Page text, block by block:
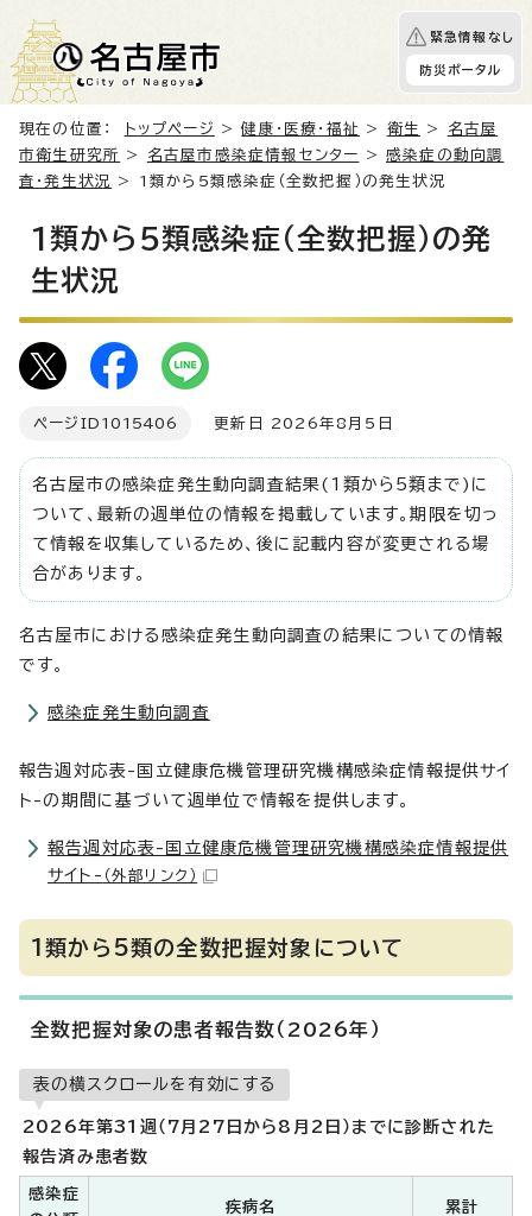
緊急情報なし
防災ポータル
現在の位置： トップページ >健康・医療・福祉 > 衛生 >
名古屋
市衛生研究所 > 名古屋市感染症情報センター >感染症の動向調
査・発生状況
> 1類から5類感染症（全数把握）の発生状況
1類から5類感染症（全数把握）の発
生状況
ページID 1015406 更新日 2026年8月5日
名古屋市の感染症発生動向調査結果(1類から5類まで)に
ついて、最新の週単位の情報を掲載しています。期限を切っ
て情報を収集しているため、後に記載内容が変更される場
合があります。
名古屋市における感染症発生動向調査の結果についての情報
です。
感染症発生動向調査
報告週対応表-国立健康危機管理研究機構感染症情報提供サイ
ト-の期間に基づいて週単位で情報を提供します。
報告週対応表-国立健康危機管理研究機構感染症情報提供
サイト- （外部リンク）
1類から5類の全数把握対象について
全数把握対象の患者報告数（2026年）
表の横スクロールを有効にする
2026年第31週（7月27日から8月2日）までに診断された
報告済み患者数
感染症
疾病名 累計